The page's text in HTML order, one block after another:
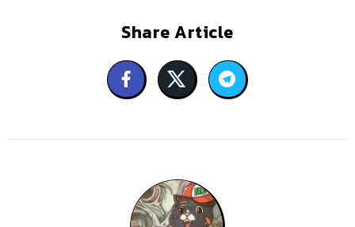
Share Article